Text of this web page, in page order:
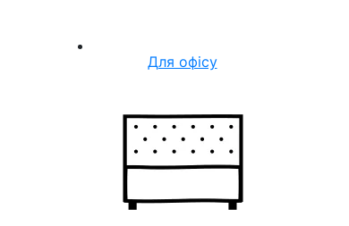
Для офісу